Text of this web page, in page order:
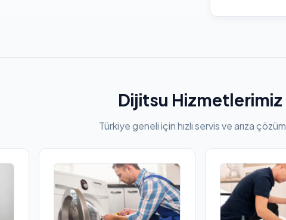
Dijitsu Hizmetlerimiz
Türkiye geneli için hızlı servis ve arıza